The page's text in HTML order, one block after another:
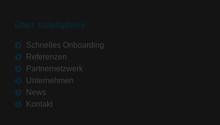
Über SaleSphere
Schnelles Onboarding
Referenzen
Partnernetzwerk
Unternehmen
News
Kontakt